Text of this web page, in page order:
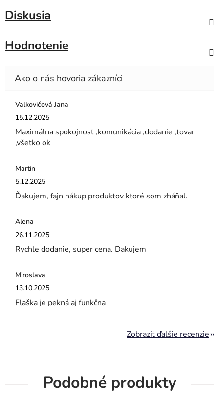
Diskusia
Hodnotenie
Valkovičová Jana
Hodnotenie obchodu je 5 z 5 hviezdičiek.
15.12.2025
Maximálna spokojnosť ,komunikácia ,dodanie ,tovar
,všetko ok
Martin
Hodnotenie obchodu je 5 z 5 hviezdičiek.
5.12.2025
Ďakujem, fajn nákup produktov ktoré som zháňal.
Alena
Hodnotenie obchodu je 5 z 5 hviezdičiek.
26.11.2025
Rychle dodanie, super cena. Dakujem
Miroslava
Hodnotenie obchodu je 5 z 5 hviezdičiek.
13.10.2025
Flaška je pekná aj funkčna
Zobraziť ďalšie recenzie
Podobné produkty